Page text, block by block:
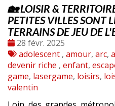
🏡 LOISIR &
PETITES VILLES SONT
TERRAINS DE JEU DE
Date
:
28 févr. 2025
Tags
:
adolescent , amour, arc,
devenir riche , enfant,
game, lasergame, loisirs,
valentin